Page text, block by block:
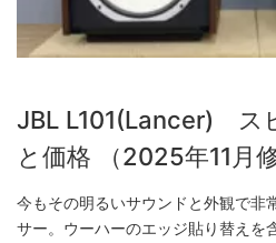
JBL L101(Lancer) ス
と価格 （2025年11月修
今もその明るいサウンドと外観で非
サー。ウーハーのエッジ貼り替えを